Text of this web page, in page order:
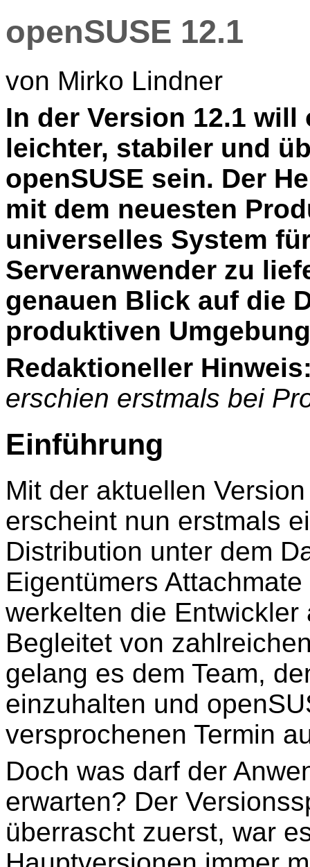
openSUSE 12.1
von Mirko Lindner
In der Version 12.1
leichter, stabiler und
openSUSE sein. Der
mit dem neuesten
universelles System
Serveranwender zu
genauen Blick auf die
produktiven
Redaktioneller
erschien erstmals bei
Einführung
Mit der aktuellen
erscheint nun erstmals
Distribution unter dem
Eigentümers Attachmate
werkelten die
Begleitet von
gelang es dem Team,
einzuhalten und
versprochenen Termin
Doch was darf der
erwarten? Der
überrascht zuerst, war